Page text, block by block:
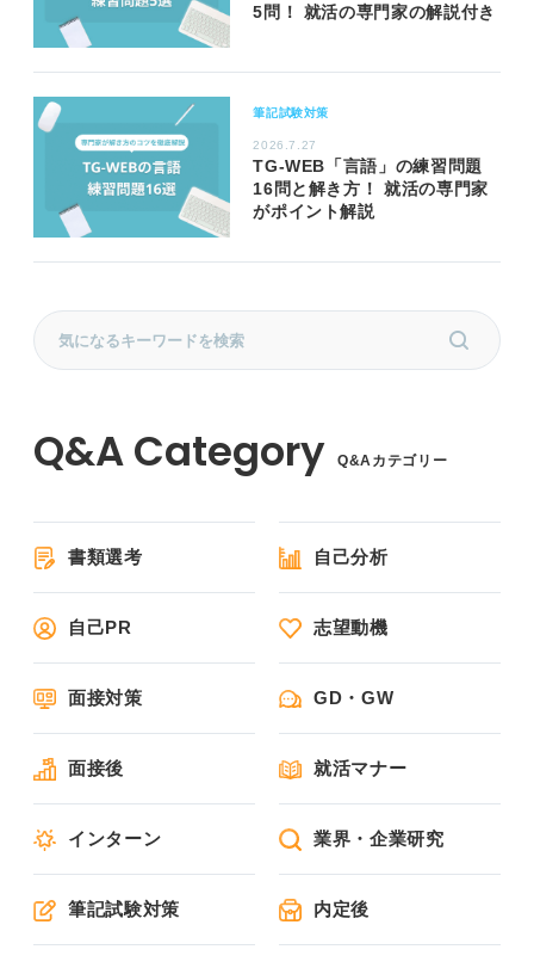
5問！ 就活の専門家の解説付き
筆記試験対策
2026.7.27
TG-WEB「言語」の練習問題
16問と解き方！ 就活の専門家
がポイント解説
Q&Aカテゴリー
書類選考 自己分析
自己PR 志望動機
面接対策 GD・GW
面接後 就活マナー
インターン 業界・企業研究
筆記試験対策 内定後